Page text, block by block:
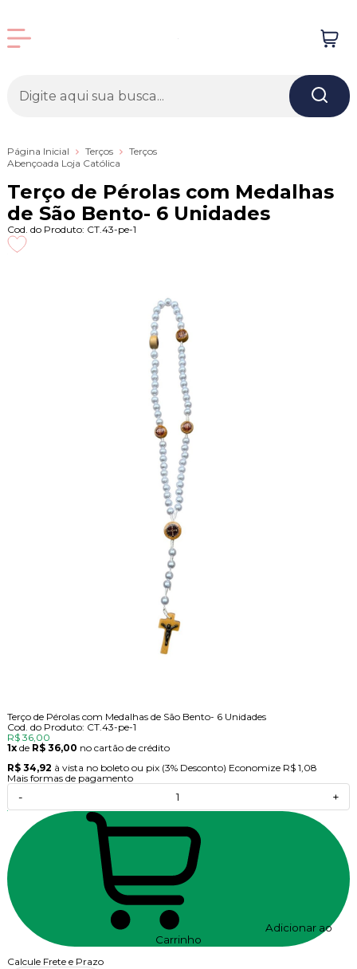
Página Inicial Terços
Terços
Abençoada Loja Católica
Terço de Pérolas com Medalhas
de São Bento- 6 Unidades
Cod. do Produto: CT.43-pe-1
Terço de Pérolas com Medalhas de São Bento- 6 Unidades
Cod. do Produto: CT.43-pe-1
R$ 36,00
1xde R$ 36,00 no cartão de crédito
R$ 34,92 à vista no boleto ou pix (3% Desconto) Economize R$ 1,08
Mais formas de pagamento
- +
Adicionar ao
Carrinho
Calcule Frete e Prazo